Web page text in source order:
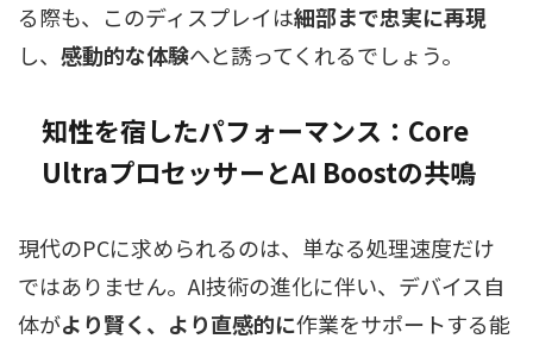
る際も、このディスプレイは細部まで忠実に再現
し、 感動的な体験へと誘ってくれるでしょう。
知性を宿したパフォーマンス：Core
UltraプロセッサーとAI Boostの共鳴
現代のPCに求められるのは、単なる処理速度だけ
ではありません。AI技術の進化に伴い、デバイス自
体がより賢く、より直感的に作業をサポートする能